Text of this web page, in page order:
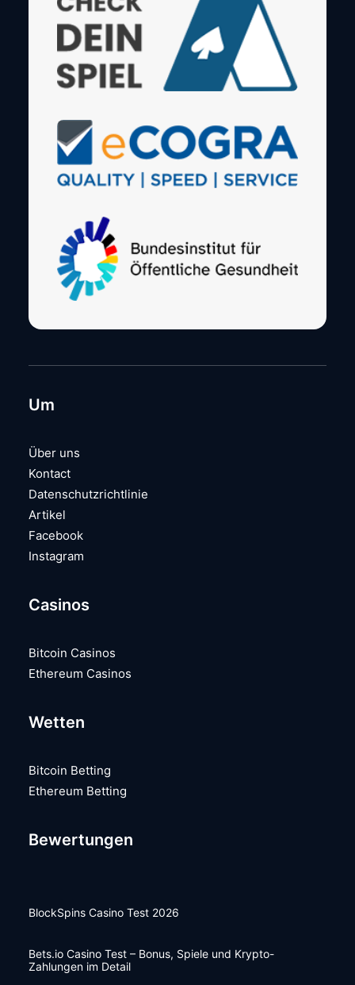
Um
Über uns
Kontact
Datenschutzrichtlinie
Artikel
Facebook
Instagram
Casinos
Bitcoin Casinos
Ethereum Casinos
Wetten
Bitcoin Betting
Ethereum Betting
Bewertungen
BlockSpins Casino Test 2026
Bets.io Casino Test – Bonus, Spiele und Krypto-
Zahlungen im Detail